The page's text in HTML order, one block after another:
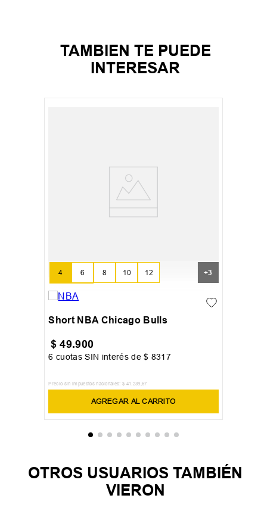
TAMBIEN TE PUEDE
INTERESAR
10 12
14
4 6 8 +3
Short NBA Chicago Bulls
$ 49.900
6 cuotas SIN interés de$ 8317
Precio sin impuestos nacionales: $ 41 .239 ,67
AGREGAR AL CARRITO
OTROS USUARIOS TAMBIÉN
VIERON